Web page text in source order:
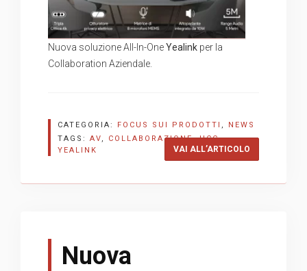
Nuova soluzione All-In-OneYealink per la
Collaboration Aziendale.
VAI ALL’ARTICOLO
CATEGORIA: FOCUS SUI PRODOTTI , NEWS
TAGS: AV, COLLABORAZIONE,UCC,
YEALINK
Nuova